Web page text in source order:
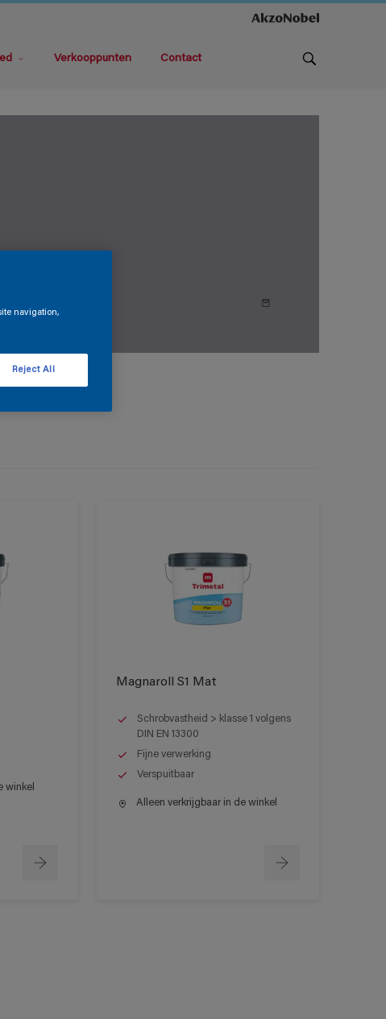
Verkooppunten Contact
winkel
Magnaroll S1 Mat
Schrobvastheid > klasse 1 volgens
DIN EN 13300
Fijne verwerking
Verspuitbaar
Alleen verkrijgbaar in de winkel
navigation,
Reject All